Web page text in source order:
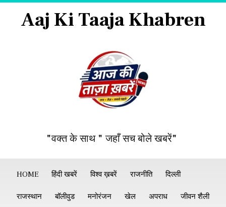
Aaj Ki Taaja Khabren
"वक्त के साथ " जहाँ सच बोले खबरें"
HOME हिंदी खबरें विश्व ख़बरें राजनीति दिल्ली
राजस्थान बॉलीवुड मनोरंजन खेल अपराध जीवन शैली